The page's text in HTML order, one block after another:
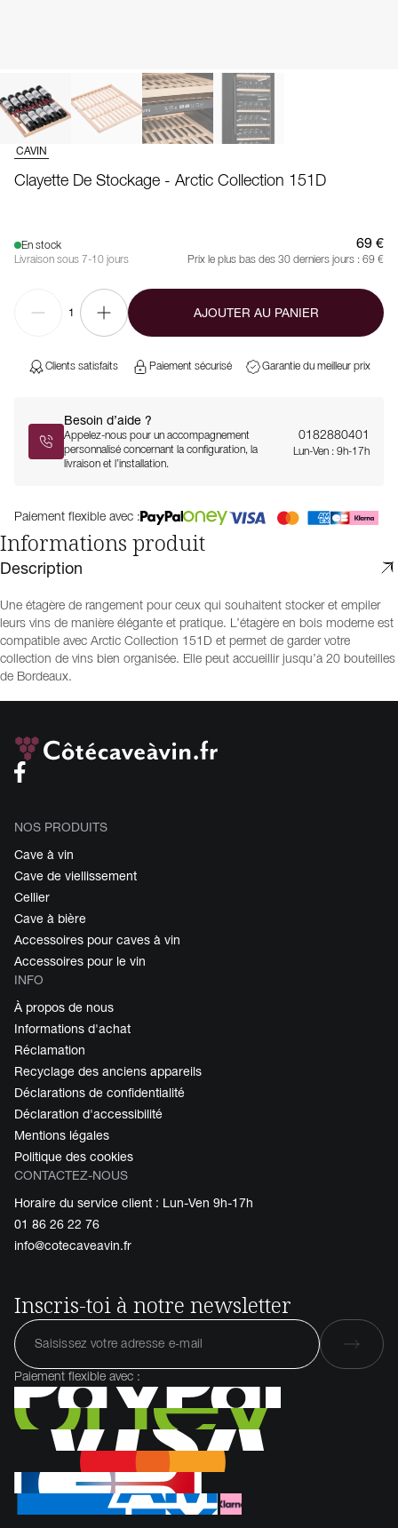
CAVIN
Clayette De Stockage - Arctic Collection 151D
En stock
Livraison sous 7-10 jours
69 €
Prix le plus bas des 30 derniers jours : 69 €
1 AJOUTER AU PANIER
Clients satisfaits Paiement sécurisé Garantie du meilleur prix
Besoin d’aide ?
Appelez-nous pour un accompagnement
personnalisé concernant la configuration, la
livraison et l’installation.
0182880401
Lun-Ven : 9h-17h
Paiement flexible avec :
Informations produit
Description
Une étagère de rangement pour ceux qui souhaitent stocker et empiler
leurs vins de manière élégante et pratique. L’étagère en bois moderne est
compatible avec Arctic Collection 151D et permet de garder votre
collection de vins bien organisée. Elle peut accueillir jusqu’à 20 bouteilles
de Bordeaux.
NOS PRODUITS
Cave à vin
Cave de viellissement
Cellier
Cave à bière
Accessoires pour caves à vin
Accessoires pour le vin
INFO
À propos de nous
Informations d'achat
Réclamation
Recyclage des anciens appareils
Déclarations de confidentialité
Déclaration d'accessibilité
Mentions légales
Politique des cookies
CONTACTEZ-NOUS
Horaire du service client : Lun-Ven 9h-17h
01 86 26 22 76
info@cotecaveavin.fr
Inscris-toi à notre newsletter
Paiement flexible avec :